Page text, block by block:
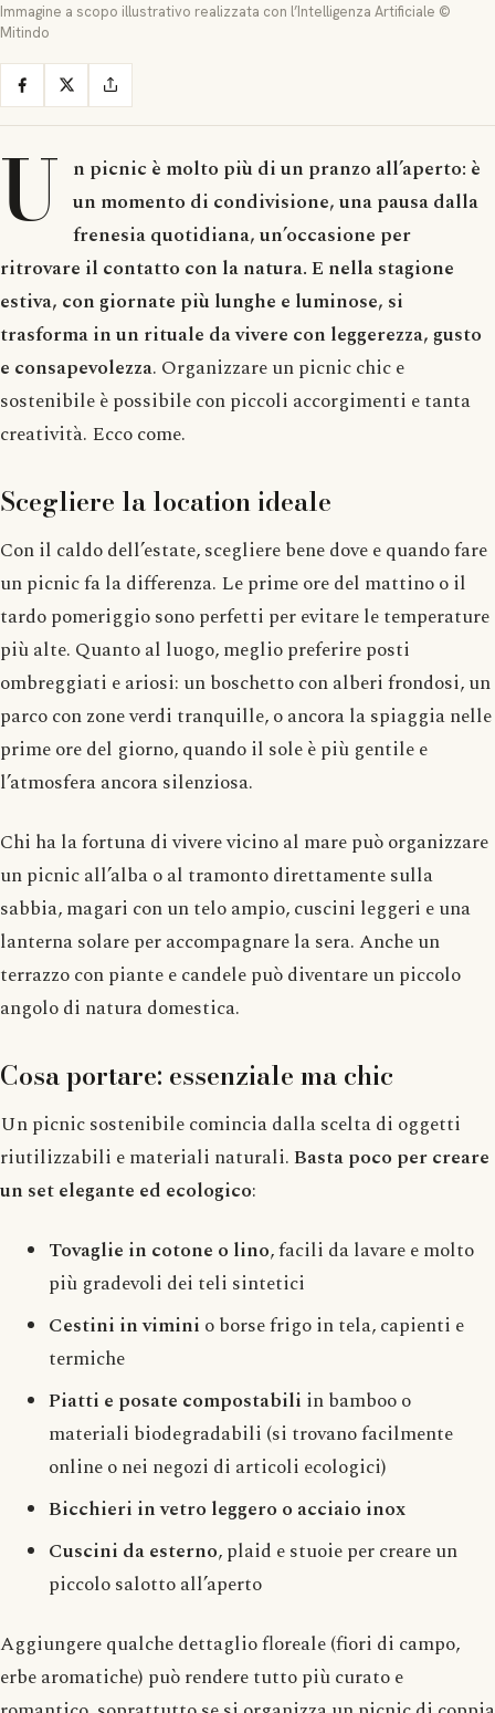
Immagine a scopo illustrativo realizzata con l’Intelligenza Artificiale ©
Mitindo
U n picnic è molto più di un pranzo all’aperto: è
un momento di condivisione, una pausa dalla
frenesia quotidiana, un’occasione per
ritrovare il contatto con la natura. E nella stagione
estiva, con giornate più lunghe e luminose, si
trasforma in un rituale da vivere con leggerezza, gusto
e consapevolezza. Organizzare un picnic chic e
sostenibile è possibile con piccoli accorgimenti e tanta
creatività. Ecco come.
Scegliere la location ideale
Con il caldo dell’estate, scegliere bene dove e quando fare
un picnic fa la differenza. Le prime ore del mattino o il
tardo pomeriggio sono perfetti per evitare le temperature
più alte. Quanto al luogo, meglio preferire posti
ombreggiati e ariosi: un boschetto con alberi frondosi, un
parco con zone verdi tranquille, o ancora la spiaggia nelle
prime ore del giorno, quando il sole è più gentile e
l’atmosfera ancora silenziosa.
Chi ha la fortuna di vivere vicino al mare può organizzare
un picnic all’alba o al tramonto direttamente sulla
sabbia, magari con un telo ampio, cuscini leggeri e una
lanterna solare per accompagnare la sera. Anche un
terrazzo con piante e candele può diventare un piccolo
angolo di natura domestica.
Cosa portare: essenziale ma chic
Un picnic sostenibile comincia dalla scelta di oggetti
riutilizzabili e materiali naturali.Basta poco per creare
un set elegante ed ecologico:
Tovaglie in cotone o lino, facili da lavare e molto
più gradevoli dei teli sintetici
Cestini in vimini o borse frigo in tela, capienti e
termiche
Piatti e posate compostabili in bamboo o
materiali biodegradabili (si trovano facilmente
online o nei negozi di articoli ecologici)
Bicchieri in vetro leggero o acciaio inox
Cuscini da esterno, plaid e stuoie per creare un
piccolo salotto all’aperto
Aggiungere qualche dettaglio floreale (fiori di campo,
erbe aromatiche) può rendere tutto più curato e